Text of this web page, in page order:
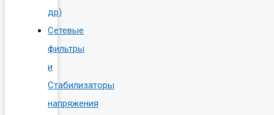
др)
Сетевые
фильтры
и
Стабилизаторы
напряжения